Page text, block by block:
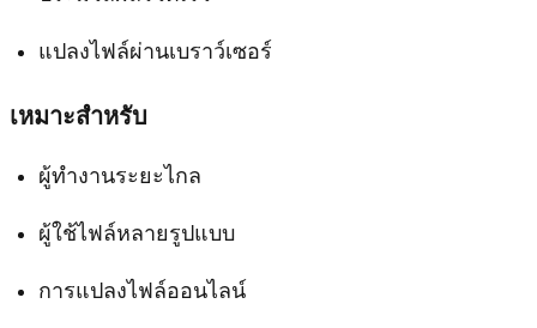
แปลงไฟล์ผ่านเบราว์เซอร์
เหมาะสำหรับ
ผู้ทำงานระยะไกล
ผู้ใช้ไฟล์หลายรูปแบบ
การแปลงไฟล์ออนไลน์